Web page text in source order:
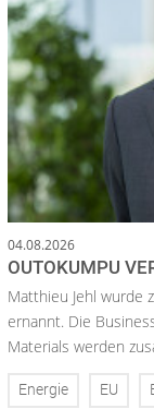
04.08.2026
OUTOKUMPU
Matthieu Jehl wurde
ernannt. Die
Materials werden
Energie EU